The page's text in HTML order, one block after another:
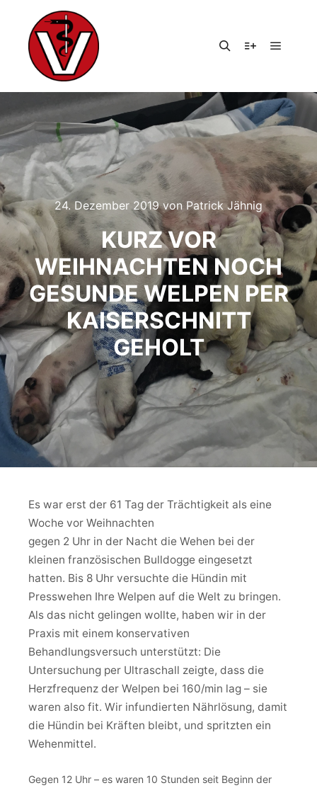
24. Dezember 2019von Patrick Jähnig
KURZ VOR
WEIHNACHTEN NOCH
GESUNDE WELPEN PER
KAISERSCHNITT
GEHOLT
Es war erst der 61 Tag der Trächtigkeit als eine
Woche vor Weihnachten
gegen 2 Uhr in der Nacht die Wehen bei der
kleinen französischen Bulldogge eingesetzt
hatten. Bis 8 Uhr versuchte die Hündin mit
Presswehen Ihre Welpen auf die Welt zu bringen.
Als das nicht gelingen wollte, haben wir in der
Praxis mit einem konservativen
Behandlungsversuch unterstützt: Die
Untersuchung per Ultraschall zeigte, dass die
Herzfrequenz der Welpen bei 160/min lag – sie
waren also fit. Wir infundierten Nährlösung, damit
die Hündin bei Kräften bleibt, und spritzten ein
Wehenmittel.
Gegen 12 Uhr – es waren 10 Stunden seit Beginn der